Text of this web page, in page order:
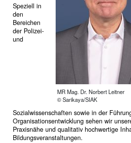
MR Mag. Dr. Norbert Leitner
© Sarikaya/SIAK
Speziell in
den
Bereichen
der Polizei-
und
Sozialwissenschaften sowie in der
Organisationsentwicklung sehen wir
Praxisnähe und qualitativ hochwertige
Bildungsveranstaltungen.